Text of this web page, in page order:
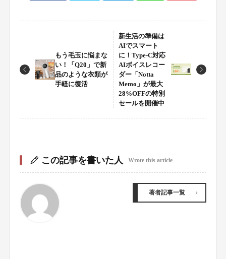
もう毛玉に悩まな
い！「Q20」で新
品のような衣類が
手軽に復活
新生活の準備は
AIでスマート
に！Type-C対応
AIボイスレコー
ダー「Notta
Memo」が最大
28%OFFの特別
セールを開催中
この記事を書いた人 Wrote this article
著者記事一覧